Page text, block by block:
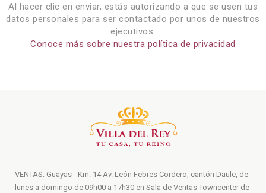
Al hacer clic en enviar, estás autorizando a que se usen tus
datos personales para ser contactado por unos de nuestros
ejecutivos.
Conoce más sobre nuestra política de privacidad
VENTAS: Guayas - Km. 14 Av. León Febres Cordero, cantón Daule, de
lunes a domingo de 09h00 a 17h30 en Sala de Ventas Towncenter de